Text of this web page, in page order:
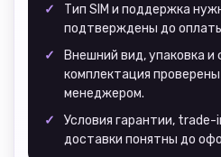
Тип SIM и поддержка
подтверждены до
Внешний вид, упаковка и
комплектация
менеджером.
Условия гарантии, trade-
доставки понятны до